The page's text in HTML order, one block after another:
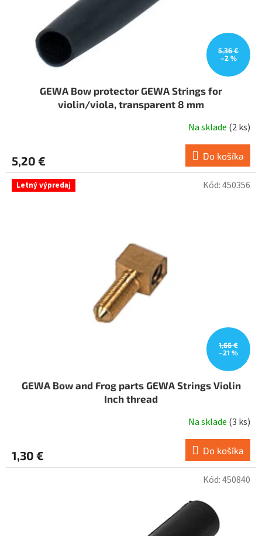
5,36 €
–2 %
GEWA Bow protector GEWA Strings for
violin/viola, transparent 8 mm
Na sklade (2 ks)
5,20 € Do košíka
Letný výpredaj
1,66 €
–21 %
GEWA Bow and Frog parts GEWA Strings Violin
Inch thread
Na sklade (3 ks)
1,30 € Do košíka
Kód:450356
Kód:450840